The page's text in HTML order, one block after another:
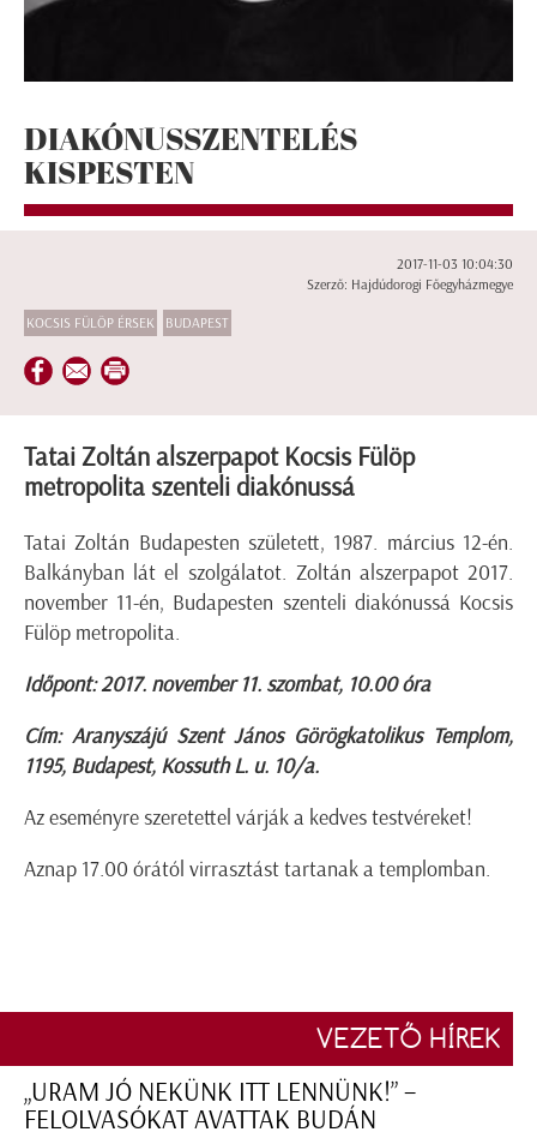
DIAKÓNUSSZENTELÉS
KISPESTEN
2017-11-03 10:04:30
Szerző: Hajdúdorogi Főegyházmegye
KOCSIS FÜLÖP ÉRSEK BUDAPEST
Tatai Zoltán alszerpapot Kocsis Fülöp
metropolita szenteli diakónussá
Tatai Zoltán Budapesten született, 1987. március 12-én.
Balkányban lát el szolgálatot. Zoltán alszerpapot 2017.
november 11-én, Budapesten szenteli diakónussá Kocsis
Fülöp metropolita.
Időpont: 2017. november 11. szombat, 10.00 óra
Cím: Aranyszájú Szent János Görögkatolikus Templom,
1195, Budapest, Kossuth L. u. 10/a.
Az eseményre szeretettel várják a kedves testvéreket!
Aznap 17.00 órától virrasztást tartanak a templomban.
VEZETŐ HÍREK
„URAM JÓ NEKÜNK ITT LENNÜNK!” –
FELOLVASÓKAT AVATTAK BUDÁN